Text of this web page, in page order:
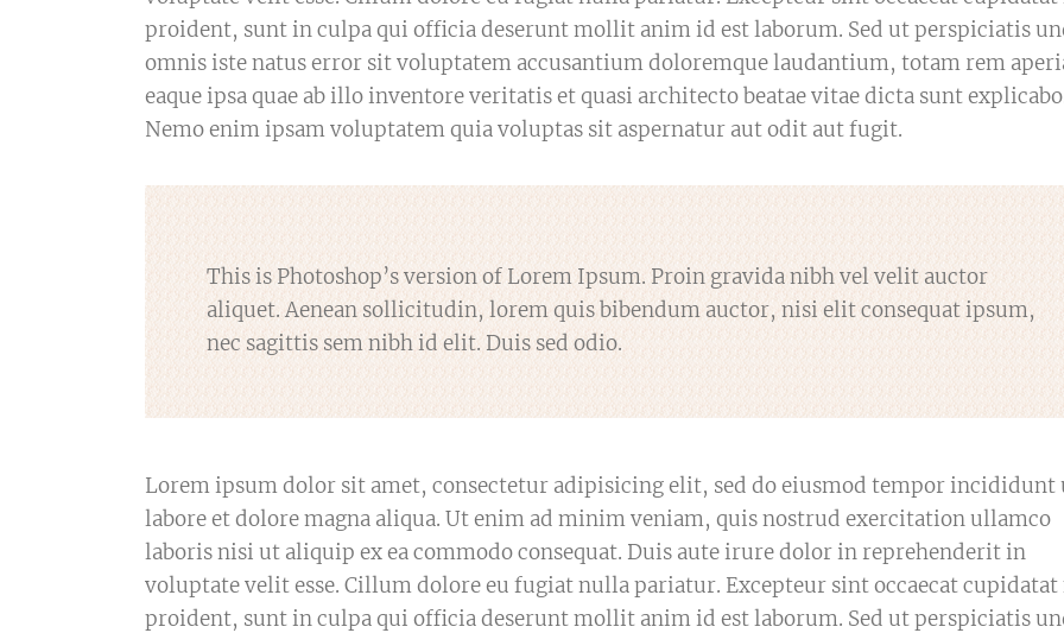
proident, sunt in culpa qui officia deserunt mollit anim id est laborum. Sed ut perspiciatis
omnis iste natus error sit voluptatem accusantium doloremque laudantium, totam rem
eaque ipsa quae ab illo inventore veritatis et quasi architecto beatae vitae dicta sunt
Nemo enim ipsam voluptatem quia voluptas sit aspernatur aut odit aut fugit.
This is Photoshop’s version of Lorem Ipsum. Proin gravida nibh vel velit auctor
aliquet. Aenean sollicitudin, lorem quis bibendum auctor, nisi elit consequat ipsum,
nec sagittis sem nibh id elit. Duis sed odio.
Lorem ipsum dolor sit amet, consectetur adipisicing elit, sed do eiusmod tempor incididunt
labore et dolore magna aliqua. Ut enim ad minim veniam, quis nostrud exercitation ullamco
laboris nisi ut aliquip ex ea commodo consequat. Duis aute irure dolor in reprehenderit in
voluptate velit esse. Cillum dolore eu fugiat nulla pariatur. Excepteur sint occaecat cupidatat
proident, sunt in culpa qui officia deserunt mollit anim id est laborum. Sed ut perspiciatis